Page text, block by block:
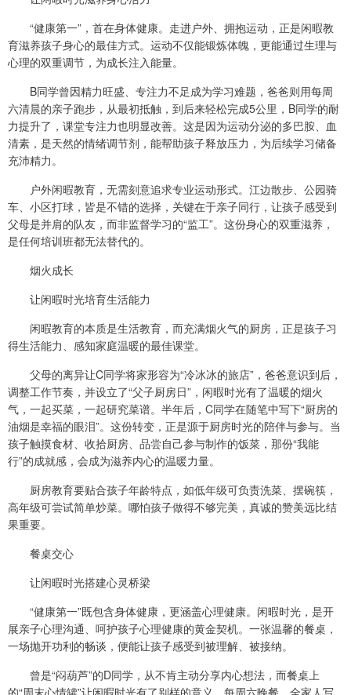
“健康第一”，首在身体健康。走进户外、拥抱运动，正是闲暇教
育滋养孩子身心的最佳方式。运动不仅能锻炼体魄，更能通过生理与
心理的双重调节，为成长注入能量。
B同学曾因精力旺盛、专注力不足成为学习难题，爸爸则用每周
六清晨的亲子跑步，从最初抵触，到后来轻松完成5公里，B同学的耐
力提升了，课堂专注力也明显改善。这是因为运动分泌的多巴胺、血
清素，是天然的情绪调节剂，能帮助孩子释放压力，为后续学习储备
充沛精力。
户外闲暇教育，无需刻意追求专业运动形式。江边散步、公园骑
车、小区打球，皆是不错的选择，关键在于亲子同行，让孩子感受到
父母是并肩的队友，而非监督学习的“监工”。这份身心的双重滋养，
是任何培训班都无法替代的。
烟火成长
让闲暇时光培育生活能力
闲暇教育的本质是生活教育，而充满烟火气的厨房，正是孩子习
得生活能力、感知家庭温暖的最佳课堂。
父母的离异让C同学将家形容为“冷冰冰的旅店”，爸爸意识到后，
调整工作节奏，并设立了“父子厨房日”，闲暇时光有了温暖的烟火
气，一起买菜，一起研究菜谱。半年后，C同学在随笔中写下“厨房的
油烟是幸福的眼泪”。这份转变，正是源于厨房时光的陪伴与参与。当
孩子触摸食材、收拾厨房、品尝自己参与制作的饭菜，那份“我能
行”的成就感，会成为滋养内心的温暖力量。
厨房教育要贴合孩子年龄特点，如低年级可负责洗菜、摆碗筷，
高年级可尝试简单炒菜。哪怕孩子做得不够完美，真诚的赞美远比结
果重要。
餐桌交心
让闲暇时光搭建心灵桥梁
“健康第一”既包含身体健康，更涵盖心理健康。闲暇时光，是开
展亲子心理沟通、呵护孩子心理健康的黄金契机。一张温馨的餐桌，
一场抛开功利的畅谈，便能让孩子感受到被理解、被接纳。
曾是“闷葫芦”的D同学，从不肯主动分享内心想法，而餐桌上